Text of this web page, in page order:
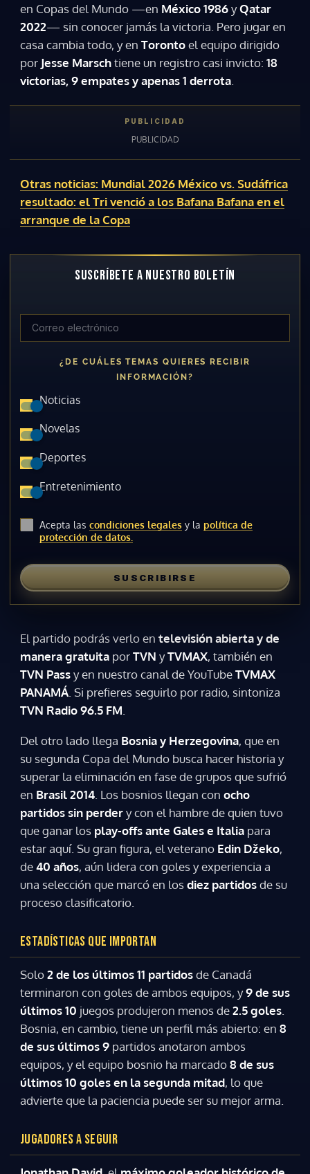
en Copas del Mundo —en México 1986yQatar
2022— sin conocer jamás la victoria. Pero jugar en
casa cambia todo, y en Torontoel equipo dirigido
por Jesse Marschtiene un registro casi invicto: 18
victorias, 9 empates y apenas 1 derrota
Otras noticias: Mundial 2026 México vs. Sudáfrica
resultado: el Tri venció a los Bafana Bafana en el
arranque de la Copa
SUSCRÍBETE A NUESTRO BOLETÍN
¿DE CUÁLES TEMAS QUIERES RECIBIR
INFORMACIÓN?
Noticias
Novelas
Deportes
Entretenimiento
Acepta las condiciones legales y la política de
protección de datos.
SUSCRIBIRSE
El partido podrás verlo en televisión abierta y de
manera gratuita porTVN yTVMAX, también en
TVN Passy en nuestro canal de YouTubeTVMAX
PANAMÁ . Si prefieres seguirlo por radio, sintoniza
TVN Radio 96.5 FM
Del otro lado llega Bosnia y Herzegovina, que en
su segunda Copa del Mundo busca hacer historia y
superar la eliminación en fase de grupos que sufrió
en Brasil 2014. Los bosnios llegan con ocho
partidos sin perdery con el hambre de quien tuvo
que ganar los play-offs ante Gales e Italia para
estar aquí. Su gran figura, el veterano Edin Džeko,
de40 años, aún lidera con goles y experiencia a
una selección que marcó en losdiez partidosde su
proceso clasificatorio.
ESTADÍSTICAS QUE IMPORTAN
Solo2 de los últimos 11 partidosde Canadá
terminaron con goles de ambos equipos, y9 de sus
últimos 10 juegos produjeron menos de2.5 goles.
Bosnia, en cambio, tiene un perfil más abierto: en 8
de sus últimos 9 partidos anotaron ambos
equipos, y el equipo bosnio ha marcado8 de sus
últimos 10 goles en la segunda mitad, lo que
advierte que la paciencia puede ser su mejor arma.
JUGADORES A SEGUIR